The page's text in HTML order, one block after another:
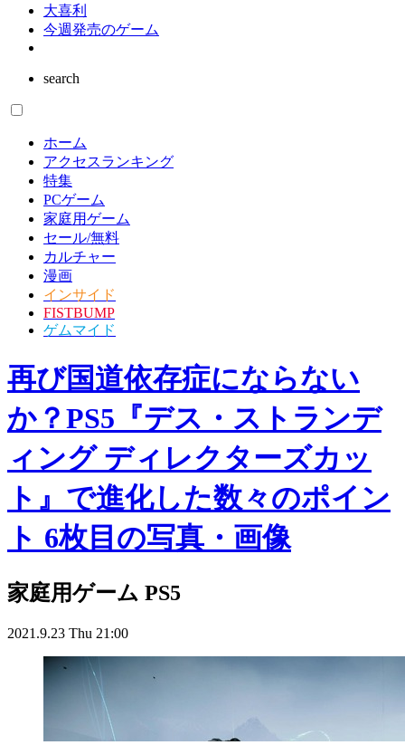
大喜利
今週発売のゲーム
search
ホーム
アクセスランキング
特集
PCゲーム
家庭用ゲーム
セール/無料
カルチャー
漫画
インサイド
FISTBUMP
ゲムマイド
再び国道依存症にならない
か？PS5『デス・ストランデ
ィング ディレクターズカッ
ト』で進化した数々のポイン
ト 6枚目の写真・画像
家庭用ゲーム PS5
2021.9.23 Thu 21:00